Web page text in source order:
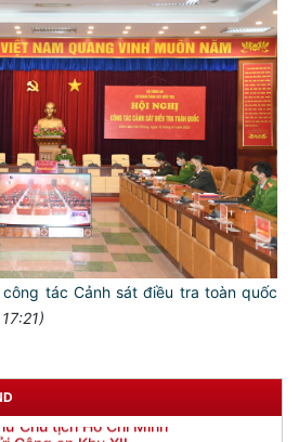
tác Cảnh sát điều tra toàn quốc